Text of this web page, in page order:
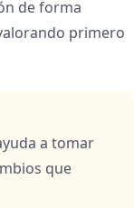
de forma
primero
a tomar
que